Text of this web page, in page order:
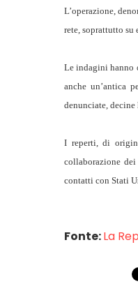
L’operazione,
rete, soprattutto su
Le indagini hanno
anche un’antica
denunciate,
I reperti, di
collaborazione
contatti con Stati
Fonte:La